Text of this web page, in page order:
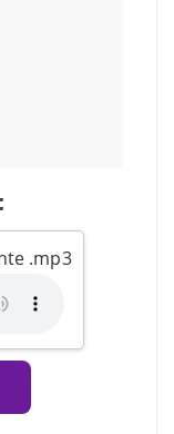
.mp3